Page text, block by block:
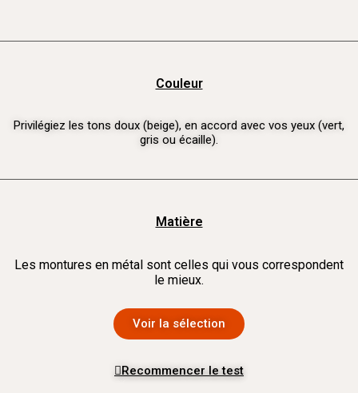
Couleur
Privilégiez les tons doux (beige), en accord avec vos yeux (vert,
gris ou écaille).
Matière
Les montures en métal sont celles qui vous correspondent
le mieux.
Voir la sélection
Recommencer le test